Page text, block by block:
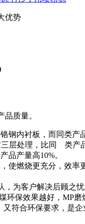
优势
品质量。
钢内衬板，而同类产
层处理，比同 类产
品产量高10%。
使燃烧更充分，效
为客户解决后顾之
保效果越好，MP磨
又符合环保要求，